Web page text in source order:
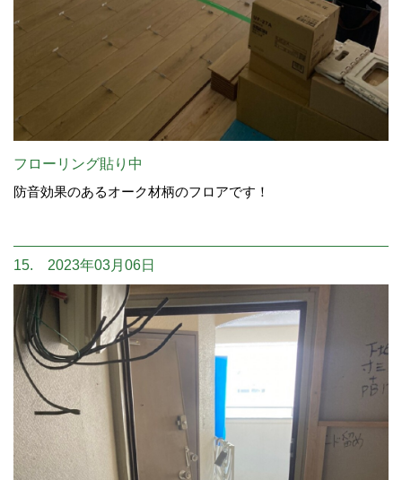
フローリング貼り中
防音効果のあるオーク材柄のフロアです！
15. 2023年03月06日